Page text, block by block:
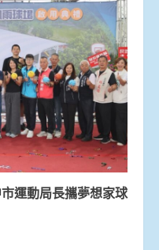
運動局長攜夢想家球